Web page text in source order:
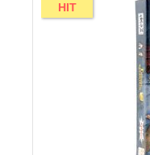
HIT